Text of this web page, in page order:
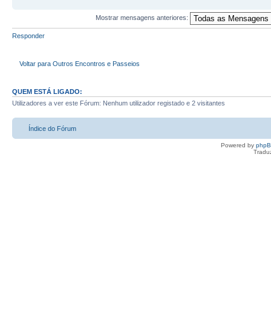
Mostrar mensagens anteriores:
Responder
Voltar para Outros Encontros e Passeios
QUEM ESTÁ LIGADO:
Utilizadores a ver este Fórum: Nenhum utilizador registado e 2 visitantes
Índice do Fórum
Powered by